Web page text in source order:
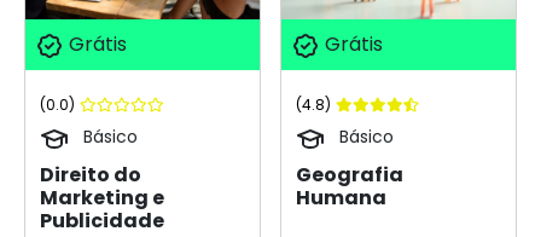
Grátis
(0.0)
Básico
Direito do
Marketing e
Publicidade
Grátis
(4.8)
Básico
Geografia
Humana